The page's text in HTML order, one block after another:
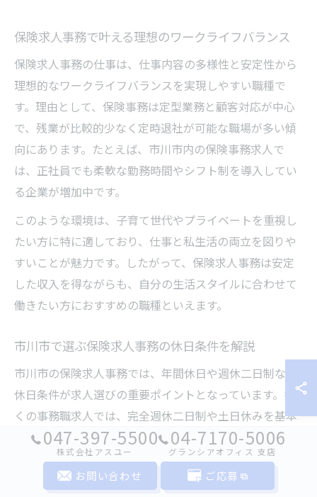
保険求人事務で叶える理想のワークライフバランス
保険求人事務の仕事は、仕事内容の多様性と安定性から
理想的なワークライフバランスを実現しやすい職種で
す。理由として、保険事務は定型業務と顧客対応が中心
で、残業が比較的少なく定時退社が可能な職場が多い傾
向にあります。たとえば、市川市内の保険事務求人で
は、正社員でも柔軟な勤務時間やシフト制を導入してい
る企業が増加中です。
このような環境は、子育て世代やプライベートを重視し
たい方に特に適しており、仕事と私生活の両立を図りや
すいことが魅力です。したがって、保険求人事務は安定
した収入を得ながらも、自分の生活スタイルに合わせて
働きたい方におすすめの職種といえます。
市川市で選ぶ保険求人事務の休日条件を解説
市川市の保険求人事務では、年間休日や週休二日制など
休日条件が求人選びの重要ポイントとなっています。多
くの事務職求人では、完全週休二日制や土日休みを基本
とし、年間休日は100日以上が一般的です。これは、働
く上での心身の健康維持やプライベートの充実に寄与し
047-397-5500
株式会社アスユー
04-7170-5006
グランシアオフィス ⽀店
お問い合わせ ご応募